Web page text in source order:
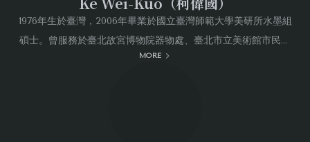
1976年生於臺灣，2006年畢業於國立臺灣師範大學美研所水墨組
碩士。曾服務於臺北故宮博物院器物處、臺北市立美術館市民美
術講師，現專職書畫創作。一直是懷著感激和敬意走訪臺灣各地
MORE